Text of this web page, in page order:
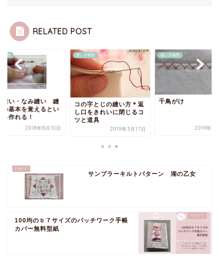
RELATED POST
種類
縫い・なみ縫い 縫
の基本を覚えるとい
ろ作れる！
2018年8月10日
縫い方種類
コの字とじの縫い方＊返
し口をきれいに閉じるコ
ツと道具
2019年3月17日
縫い方種類
千鳥がけ
2019年3
サンプラーキルトパターン 湖の乙女
100均のｂ７サイズのパッチワーク手帳
カバー無料型紙